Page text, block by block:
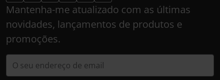
Mantenha-me atualizado com as últimas
novidades, lançamentos de produtos e
promoções.